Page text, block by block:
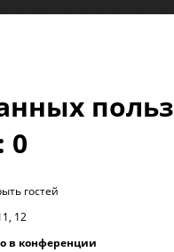
0
гостей
, 12
в конференции